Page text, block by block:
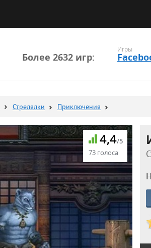
Более 2632 игр:
Игры
Стрелялки Приключения
4,4/5
73 голоса